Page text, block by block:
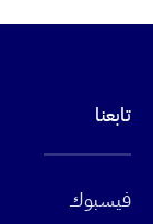
تابعنا
فيسبوك